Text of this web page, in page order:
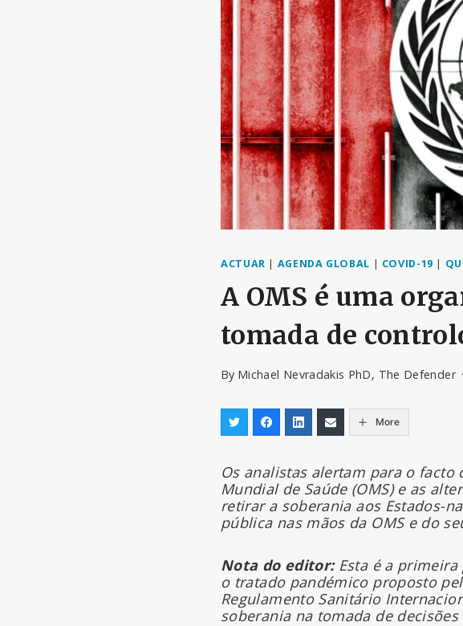
ACTUAR | AGENDA GLOBAL | COVID-19 |
A OMS é uma
tomada de
By Michael Nevradakis PhD, The Defender
More
Os analistas alertam para o
Mundial de Saúde (OMS) e as
retirar a soberania aos Estados-
pública nas mãos da OMS e do
Nota do editor:Esta é a primeira
o tratado pandémico proposto
Regulamento Sanitário
soberania na tomada de